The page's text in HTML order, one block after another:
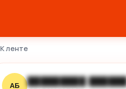
К ленте
АБ █████████